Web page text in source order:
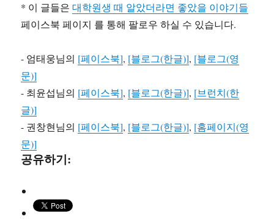
* 이 글들은대학원생 때 알았더라면 좋았을 이야기들
페이스북 페이지 를 통해 팔로우 하실 수 있습니다.
- 엄태웅님의 [페이스북], [블로그(한글)], [블로그(영
문)]
- 최윤섭님의 [페이스북], [블로그(한글)], [브런치(한
글)]
- 권창현님의 [페이스북], [블로그(한글)], [홈페이지(영
문)]
공유하기: